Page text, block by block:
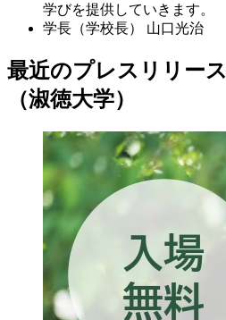
学びを提供していきます。
学長（学校長）
山口光治
最近のプレスリリース
（淑徳大学）